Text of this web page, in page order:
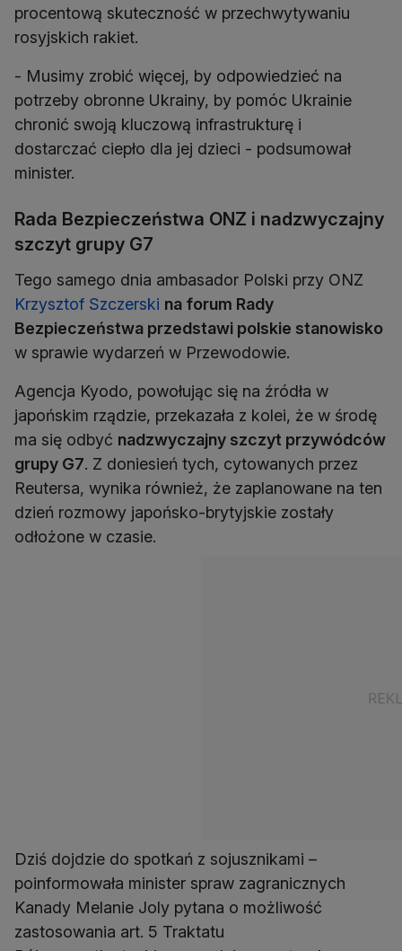
procentową skuteczność w przechwytywaniu
- Musimy zrobić więcej, by odpowiedzieć na
potrzeby obronne Ukrainy, by pomóc Ukrainie
chronić swoją kluczową infrastrukturę i
dostarczać ciepło dla jej dzieci - podsumował
minister.
Rada Bezpieczeństwa ONZ i nadzwyczajny
szczyt grupy G7
Tego samego dnia ambasador Polski przy ONZ
Krzysztof Szczerski na forum Rady
Bezpieczeństwa przedstawi polskie stanowisko
w sprawie wydarzeń w Przewodowie.
Agencja Kyodo, powołując się na źródła w
japońskim rządzie, przekazała z kolei, że w środę
ma się odbyć nadzwyczajny szczyt przywódców
grupy G7. Z doniesień tych, cytowanych przez
Reutersa, wynika również, że zaplanowane na ten
dzień rozmowy japońsko-brytyjskie zostały
odłożone w czasie.
Dziś dojdzie do spotkań z sojusznikami –
poinformowała minister spraw zagranicznych
Kanady Melanie Joly pytana o możliwość
zastosowania art. 5 Traktatu